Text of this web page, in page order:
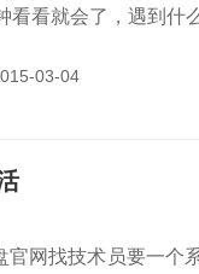
看看就会了，遇到什
03-04
官网找技术员要一个